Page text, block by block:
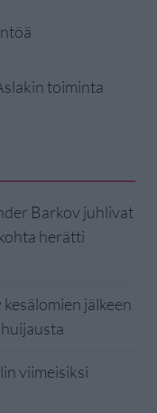
toiminta
Barkov juhlivat
herätti
jälkeen
viimeisiksi